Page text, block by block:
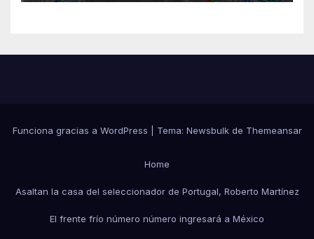
Funciona gracias a WordPress Tema: Newsbulkde Themeansar
Home
Asaltan la casa del seleccionador de Portugal, Roberto Martínez
El frente frío número número ingresará a México